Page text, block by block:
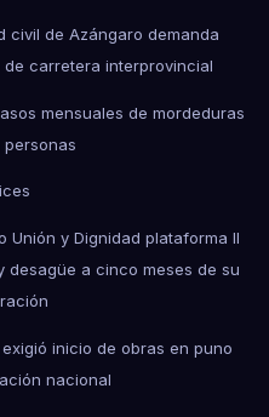
civil de Azángaro demanda
carretera interprovincial
mensuales de mordeduras
Unión y Dignidad plataforma II
desagüe a cinco meses de su
inicio de obras en puno
nacional